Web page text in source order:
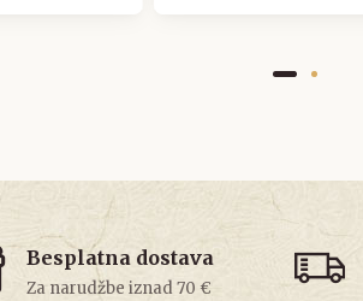
Besplatna dostava
Za narudžbe iznad 70 €